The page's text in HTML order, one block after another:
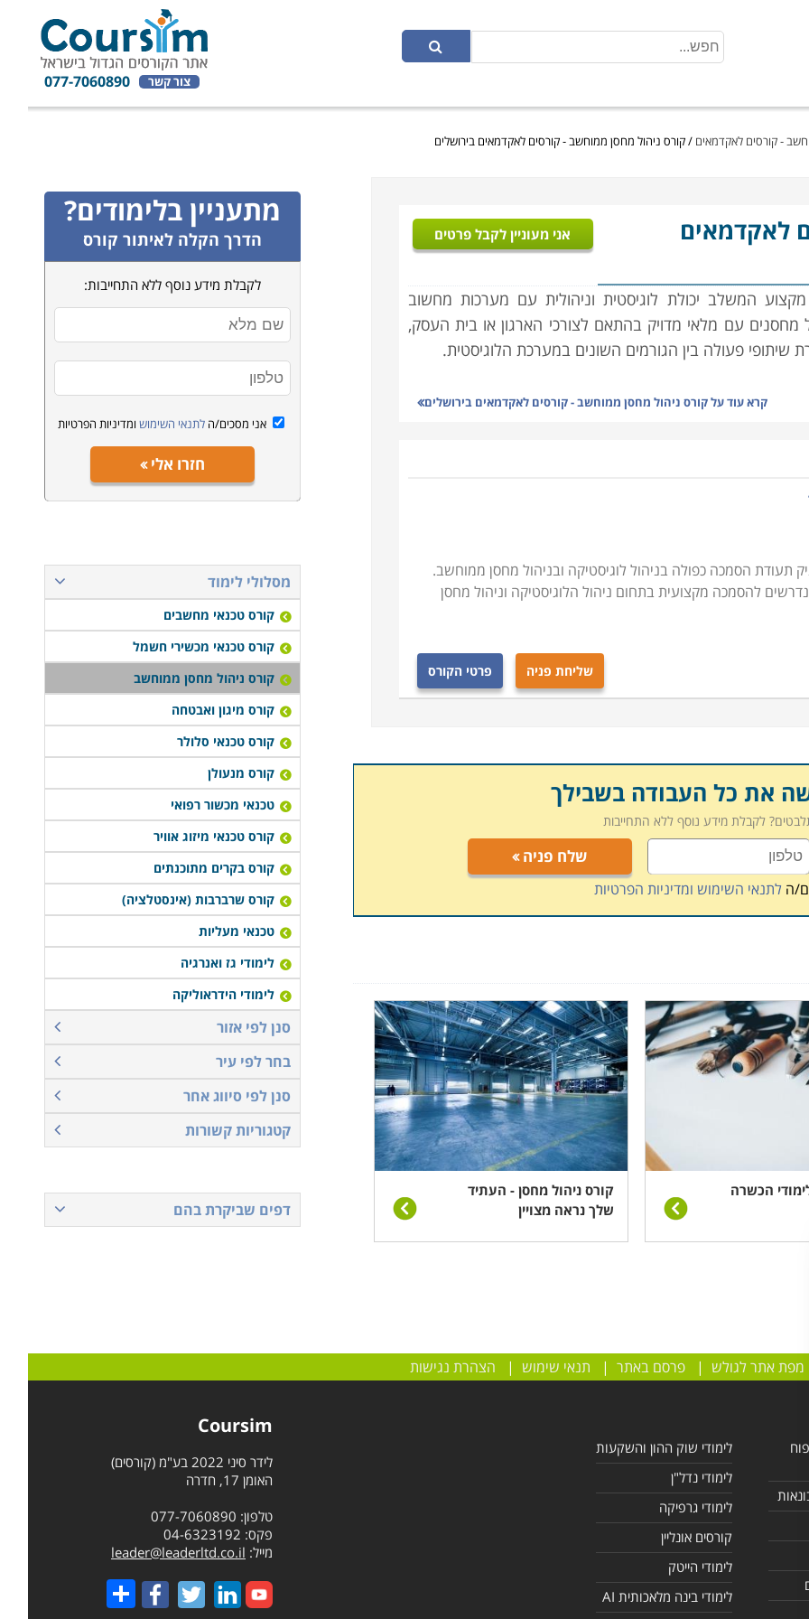
צור קשר 077-7060890
- קורסים לאקדמאים /קורס ניהול מחסן ממוחשב - קורסים לאקדמאים בירושלים
לאקדמאים
אני מעוניין לקבל פרטים
המשלב יכולת לוגיסטית וניהולית עם מערכות מחשוב
עם מלאי מדויק בהתאם לצורכי הארגון או בית העסק,
שיתופי פעולה בין הגורמים השונים במערכת הלוגיסטית.
הקורס יועברו שיעורים במגוון נושאים: מבנה הארגון,
משוחררים שעסקו באפסנאות בצבא, או לחסרי ניסיון הרוצים
להתקדם בו לתפקידים ניהוליים בכירים ולסלול דרך
בארגון, הרוצים להרחיב את הידע המקצועי ולפקח באופן
החשוב ביותר בחברה יצרנית וניהול תקין עשוי להוביל
שהינם לעתים בלתי הפיכים.
לעבודה בתחום.
תלוי במוסד הלימודים, כאשר בחלק המקומות תוכלו לקבל אף
דרך האינטרנט.
קרא עוד עלקורס ניהול מחסן ממוחשב - קורסים לאקדמאים בירושלים
תעודת הסמכה כפולה בניהול לוגיסטיקה ובניהול מחסן ממוחשב.
להסמכה מקצועית בתחום ניהול הלוגיסטיקה וניהול מחסן
שליחת פניה פרטי הקורס
את כל העבודה בשבילך
לקבלת מידע נוסף ללא התחייבות
שלח פניה
הלתנאי השימוש ומדיניות הפרטיות
הכשרה
קורס ניהול מחסן - העתיד
שלך נראה מצויין
מתעניין בלימודים?
הדרך הקלה לאיתור קורס
לקבלת מידע נוסף ללא התחייבות:
אני מסכים/הלתנאי השימוש ומדיניות הפרטיות
חזרו אלי
מסלולי לימוד
קורס טכנאי מחשבים
קורס טכנאי מכשירי חשמל
קורס ניהול מחסן ממוחשב
קורס מיגון ואבטחה
קורס טכנאי סלולר
קורס מנעולן
טכנאי מכשור רפואי
קורס טכנאי מיזוג אוויר
קורס בקרים מתוכנתים
קורס שרברבות (אינסטלציה)
טכנאי מעליות
לימודי גז ואנרגיה
לימודי הידראוליקה
סנן לפי אזור
בחר לפי עיר
סנן לפי סיווג אחר
קטגוריות קשורות
דפים שביקרת בהם
מפת אתר לגולש |פרסם באתר | תנאי שימוש | הצהרת נגישות
לימודי שוק ההון והשקעות
לימודי נדל"ן
לימודי גרפיקה
קורסים אונליין
לימודי הייטק
לימודי בינה מלאכותית AI
Coursim
לידר סיני 2022 בע"מ (קורסים)
האומן 17, חדרה
טלפון: 077-7060890
פקס: 04-6323192
מייל: leader@leaderltd.co.il
Share